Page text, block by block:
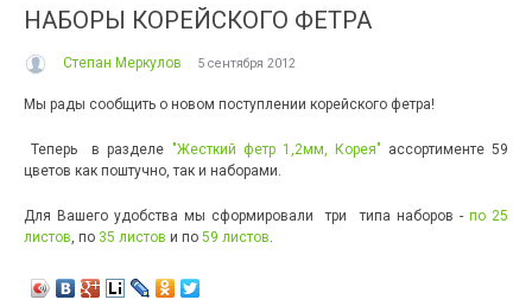
НАБОРЫ КОРЕЙСКОГО ФЕТРА
Степан Меркулов 5 сентября 2012
Мы рады сообщить о новом поступлении корейского фетра!
Теперь в разделе "Жесткий фетр 1,2мм, Корея" ассортименте 59
цветов как поштучно, так и наборами.
Для Вашего удобства мы сформировали три типа наборов - по 25
листов, по 35 листов и по 59 листов.